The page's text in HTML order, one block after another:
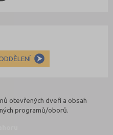
otevřených dveří a obsah
programů/oborů.